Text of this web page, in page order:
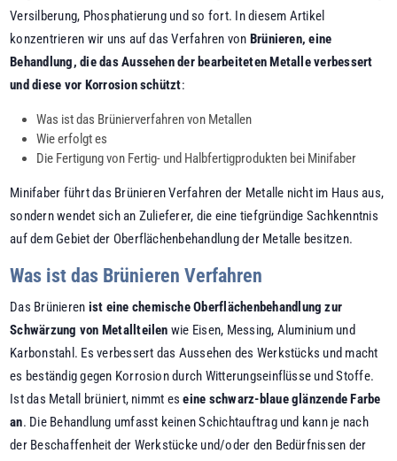
Versilberung, Phosphatierung und so fort. In diesem Artikel
konzentrieren wir uns auf das Verfahren von Brünieren, eine
Behandlung, die das Aussehen der bearbeiteten Metalle verbessert
und diese vor Korrosion schützt:
Was ist das Brünierverfahren von Metallen
Wie erfolgt es
Die Fertigung von Fertig- und Halbfertigprodukten bei Minifaber
Minifaber führt das Brünieren Verfahren der Metalle nicht im Haus aus,
sondern wendet sich an Zulieferer, die eine tiefgründige Sachkenntnis
auf dem Gebiet der Oberflächenbehandlung der Metalle besitzen.
Was ist das Brünieren Verfahren
Das Brünieren ist eine chemische Oberflächenbehandlung zur
Schwärzung von Metallteilen wie Eisen, Messing, Aluminium und
Karbonstahl. Es verbessert das Aussehen des Werkstücks und macht
es beständig gegen Korrosion durch Witterungseinflüsse und Stoffe.
Ist das Metall brüniert, nimmt eseine schwarz-blaue glänzende Farbe
an. Die Behandlung umfasst keinen Schichtauftrag und kann je nach
der Beschaffenheit der Werkstücke und/oder den Bedürfnissen der